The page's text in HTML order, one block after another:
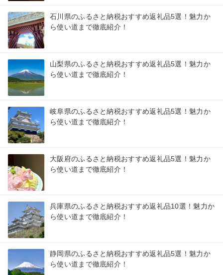
石川県のふるさと納税おすすめ返礼品5選！魅力か
ら使い道まで徹底紹介！
山梨県のふるさと納税おすすめ返礼品5選！魅力か
ら使い道まで徹底紹介！
岐阜県のふるさと納税おすすめ返礼品5選！魅力か
ら使い道まで徹底紹介！
大阪府のふるさと納税おすすめ返礼品5選！魅力か
ら使い道まで徹底紹介！
兵庫県のふるさと納税おすすめ返礼品10選！魅力か
ら使い道まで徹底紹介！
静岡県のふるさと納税おすすめ返礼品5選！魅力か
ら使い道まで徹底紹介！